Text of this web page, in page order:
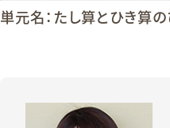
単元名：たし算とひき算